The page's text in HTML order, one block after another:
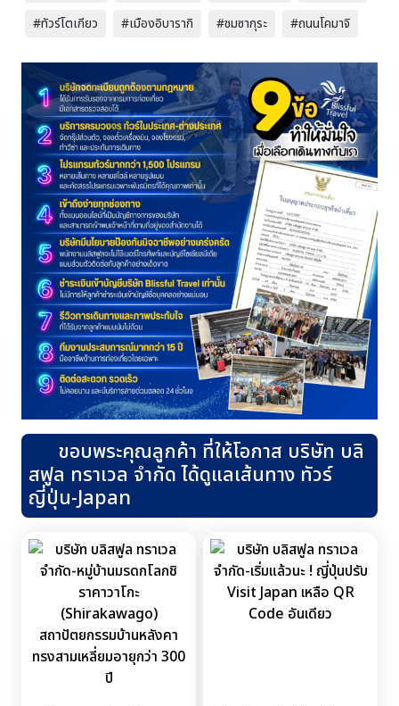
#ทัวร์โตเกียว
#เมืองอิบารากิ #ชมซากุระ #ถนนโคมาจิ
ขอบพระคุณลูกค้า ที่ให้โอกาส บริษัท บลิ
สฟูล ทราเวล จำกัด ได้ดูแลเส้นทาง ทัวร์
ญี่ปุ่น-Japan